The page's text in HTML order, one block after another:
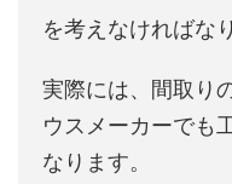
を考えなければな
実際には、間取り
ウスメーカーでも
なります。